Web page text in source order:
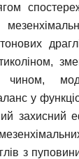
у
захисний
з